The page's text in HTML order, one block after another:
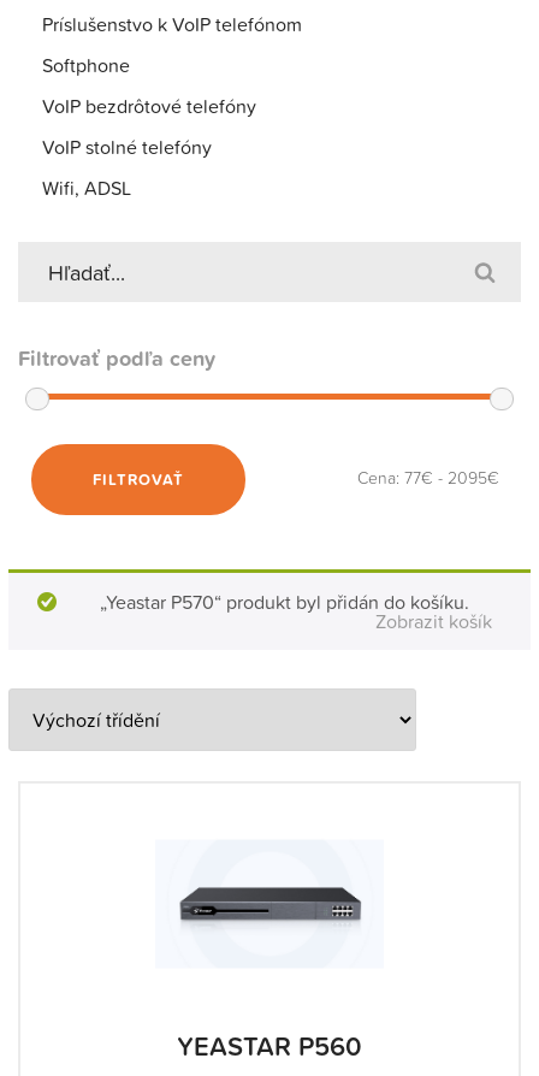
Príslušenstvo k VoIP telefónom
Softphone
VoIP bezdrôtové telefóny
VoIP stolné telefóny
Wifi, ADSL
Filtrovať podľa ceny
FILTROVAŤ Cena: 77€ - 2095€
„Yeastar P570“ produkt byl přidán do košíku.
Zobrazit košík
YEASTAR P560